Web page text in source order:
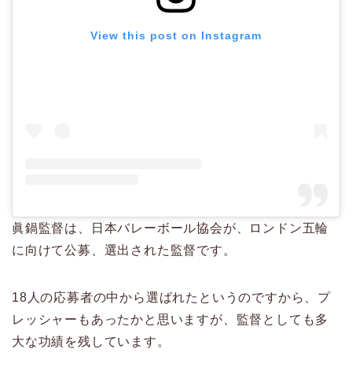
View this post on Instagram
眞鍋監督は、日本バレーボール協会が、ロンドン五輪
に向けて公募、選出された監督です。
18人の応募者の中から選ばれたというのですから、プ
レッシャーもあったかと思いますが、監督としても多
大な功績を残しています。